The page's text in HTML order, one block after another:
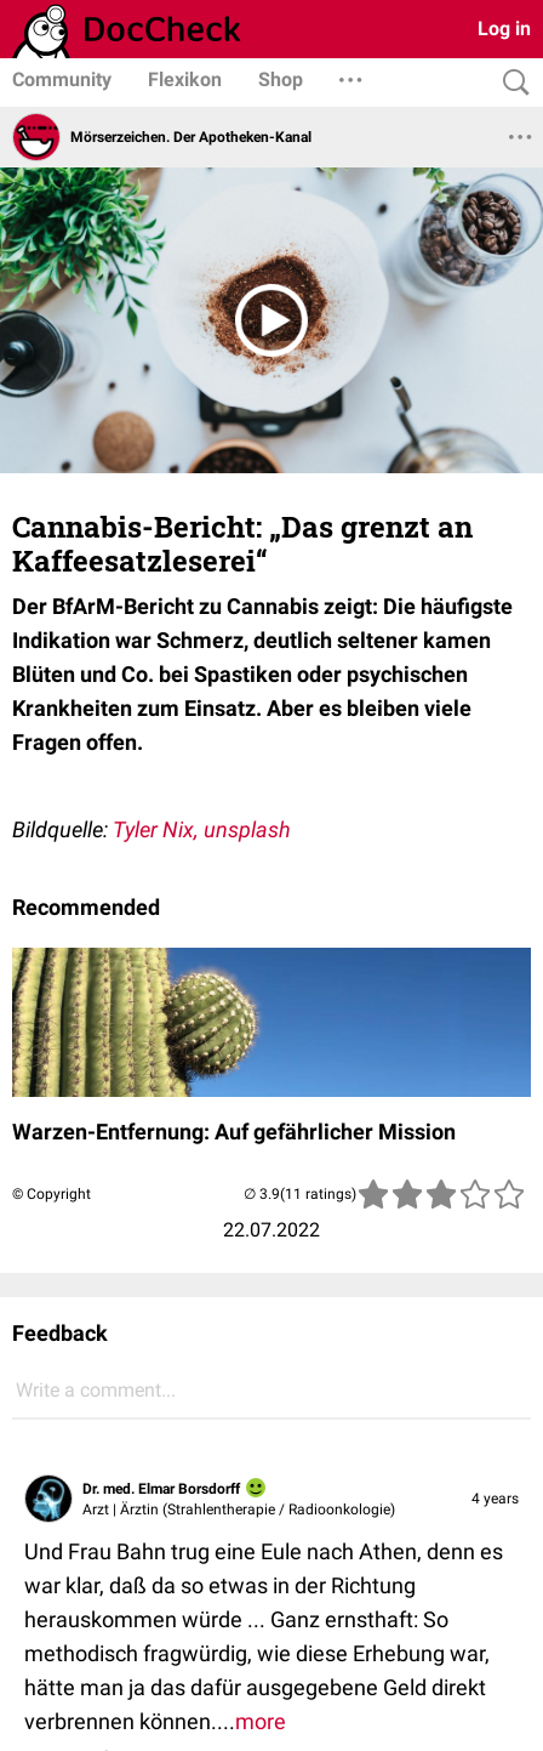
Log in
Community Flexikon Shop
Mörserzeichen. Der Apotheken-Kanal
Cannabis-Bericht: „Das grenzt an
Kaffeesatzleserei“
Der BfArM-Bericht zu Cannabis zeigt: Die häufigste
Indikation war Schmerz, deutlich seltener kamen
Blüten und Co. bei Spastiken oder psychischen
Krankheiten zum Einsatz. Aber es bleiben viele
Fragen offen.
Bildquelle: Tyler Nix, unsplash
Recommended
Warzen-Entfernung: Auf gefährlicher Mission
© Copyright
22.07.2022
(11 ratings)
Feedback
Write a comment...
Dr. med. Elmar Borsdorff
Arzt | Ärztin (Strahlentherapie / Radioonkologie)
4 years
Und Frau Bahn trug eine Eule nach Athen, denn es
war klar, daß da so etwas in der Richtung
herauskommen würde ... Ganz ernsthaft: So
methodisch fragwürdig, wie diese Erhebung war,
hätte man ja das dafür ausgegebene Geld direkt
verbrennen können....more